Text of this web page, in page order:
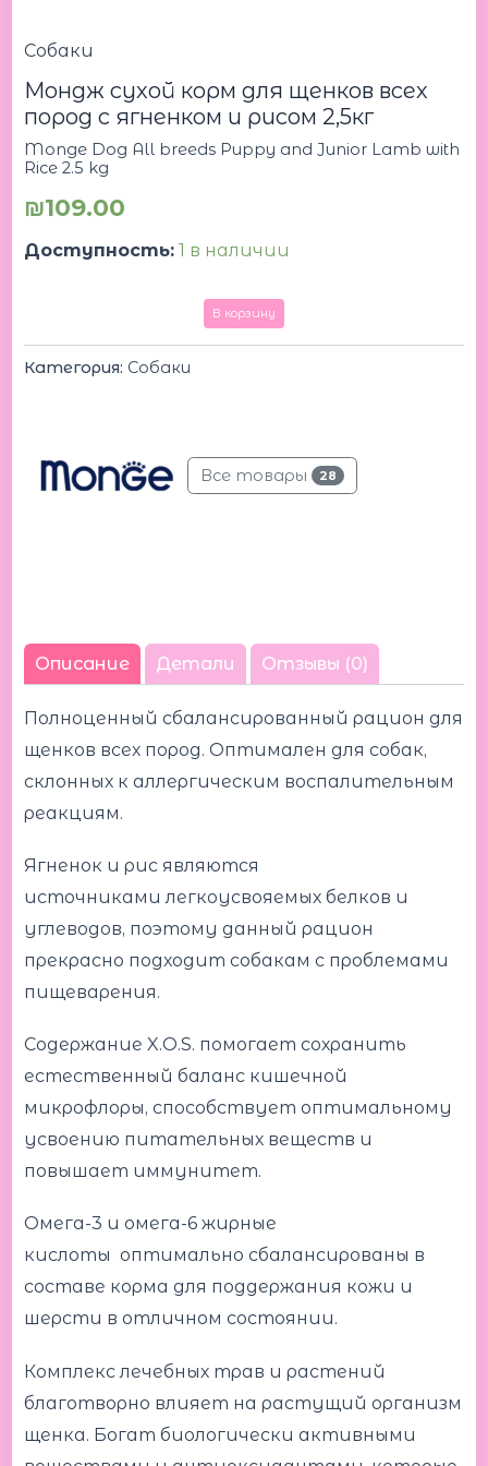
Собаки
Мондж сухой корм для щенков всех
пород с ягненком и рисом 2,5кг
Monge Dog All breeds Puppy and Junior Lamb with
Rice 2.5 kg
₪109.00
Доступность: 1 в наличии
В корзину
Категория: Собаки
Все товары 28
Описание Детали Отзывы (0)
Полноценный сбалансированный рацион для
щенков всех пород. Оптимален для собак,
склонных к аллергическим воспалительным
реакциям.
Ягненок и рис являются
источниками легкоусвояемых белков и
углеводов, поэтому данный рацион
прекрасно подходит собакам с проблемами
пищеварения.
Содержание X.O.S. помогает сохранить
естественный баланс кишечной
микрофлоры, способствует оптимальному
усвоению питательных веществ и
повышает иммунитет.
Омега-3 и омега-6 жирные
кислоты оптимально сбалансированы в
составе корма для поддержания кожи и
шерсти в отличном состоянии.
Комплекс лечебных трав и растений
благотворно влияет на растущий организм
щенка. Богат биологически активными